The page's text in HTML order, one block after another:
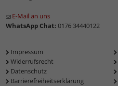
E-Mail an uns
WhatsApp Chat: 0176 34440122
Impressum
Widerrufsrecht
Datenschutz
Barrierefreiheitserklärung